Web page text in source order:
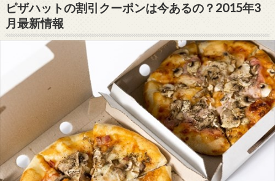
ピザハットの割引クーポンは今あるの？2015年3
月最新情報